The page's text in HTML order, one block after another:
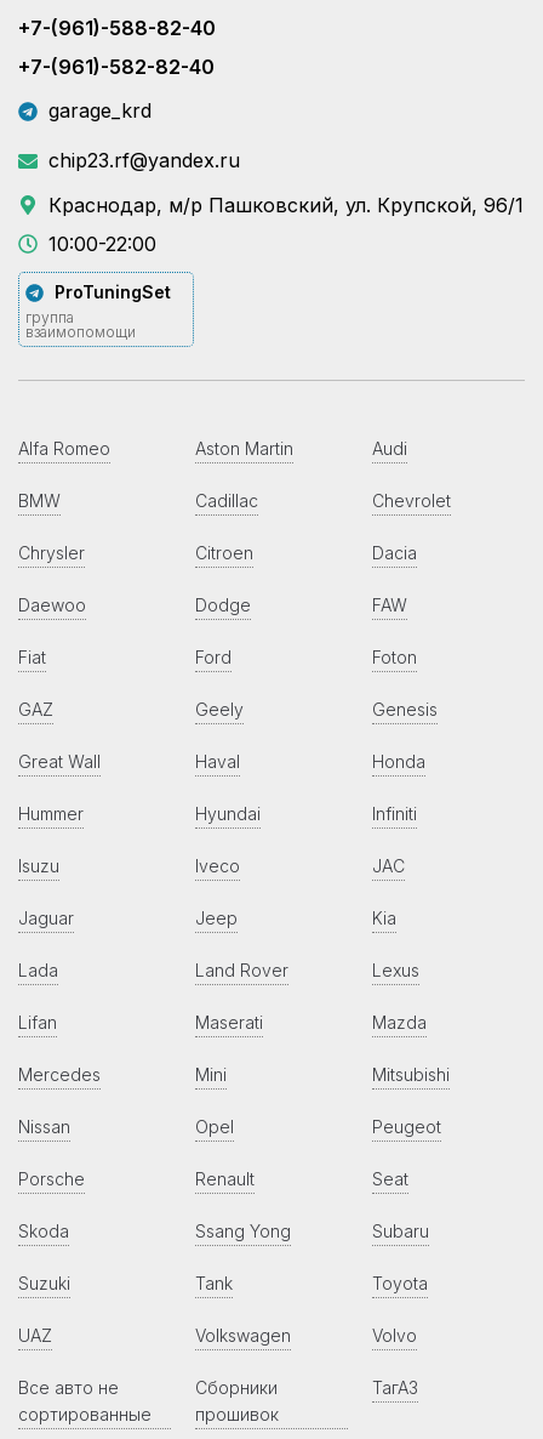
+7-(961)-588-82-40
+7-(961)-582-82-40
garage_krd
chip23.rf@yandex.ru
Краснодар, м/р Пашковский, ул. Крупской, 96/1
10:00-22:00
ProTuningSet
группа
взаимопомощи
Alfa Romeo Aston Martin Audi
BMW Cadillac Chevrolet
Chrysler Citroen Dacia
Daewoo Dodge FAW
Fiat Ford Foton
GAZ Geely Genesis
Great Wall Haval Honda
Hummer Hyundai Infiniti
Isuzu Iveco JAC
Jaguar Jeep Kia
Lada Land Rover Lexus
Lifan Maserati Mazda
Mercedes Mini Mitsubishi
Nissan Opel Peugeot
Porsche Renault Seat
Skoda Ssang Yong Subaru
Suzuki Tank Toyota
UAZ Volkswagen Volvo
Все авто не
сортированные
Сборники
прошивок
ТагАЗ